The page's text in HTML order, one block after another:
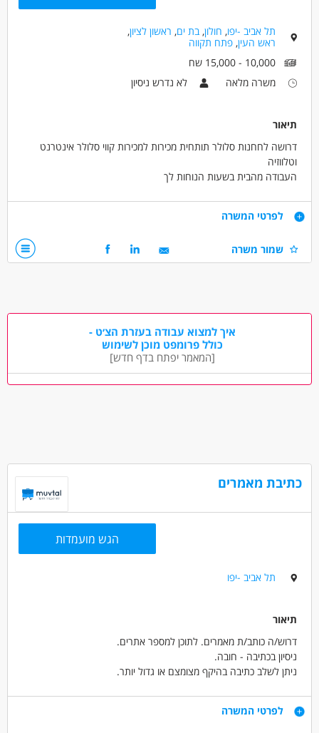
אינטרנט - מידענות
מאפייני משרה
מעל שנה ניסיון
עבודה מהבית
תל אביב -יפו, חולון,בת ים, ראשון לציון,
ראש העין,פתח תקווה
10,000 - 15,000 שח
משרה מלאה
לא נדרש ניסיון
תיאור
דרושה לחחנות סלולר תותחית מכירות למכירות קווי סלולר אינטרנט
וטלווזיה
העבודה מהבית בשעות הנוחות לך
דרישות
רצון עז להצליח
לא נדרש ניסיון
עבודה בשעות גמישות
עבודה מהבית
לפרטי המשרה
שמור משרה
איך למצוא עבודה בעזרת הצ׳ט -
כולל פרומפט מוכן לשימוש
[המאמר יפתח בדף חדש]
כתיבת מאמרים
הגש מועמדות
תל אביב -יפו
תיאור
דרוש/ה כותב/ת מאמרים. לתוכן למספר אתרים.
ניסיון בכתיבה - חובה.
ניתן לשלב כתיבה בהיקף מצומצם או גדול יותר.
דרישות
לפרטי המשרה